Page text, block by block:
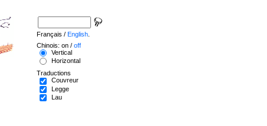
Français / English
Chinois: on / off
Vertical
Horizontal
Traductions
Couvreur
Legge
Lau